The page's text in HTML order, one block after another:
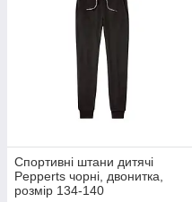
Спортивні штани дитячі
Pepperts чорні, двонитка,
розмір 134-140